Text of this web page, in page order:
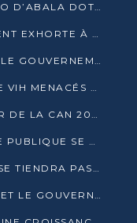
LE LYCÉE DENIS SASSOU N’GUESSO D’ABALA DOTÉ D’UNE SALLE MULTIMÉDIA
POINTE-NOIRE : LE GOUVERNEMENT EXHORTE À UN USAGE RESPONSABLE DU NOUVEAU MATÉRIEL MUNICIPAL
SITUATION SOCIOÉCONOMIQUE : LE GOUVERNEMENT INTERPELLÉ DEVANT LE SÉNAT
20.000 PATIENTS VIVANT AVEC LE VIH MENACÉS D’ARRÊT DE TRAITEMENT
AGL MOBILISE L’AFRIQUE AUTOUR DE LA CAN 2025
PRÉSIDENTIELLE 2026 : LA FORCE PUBLIQUE SE PRÉPARE À SÉCURISER LE SCRUTIN
LE SPECTACLE FORFAIT RIRE NE SE TIENDRA PAS LE 1ER JANVIER
SANTÉ REPRODUCTIVE : L’UNFPA ET LE GOUVERNEMENT AFFINENT LES PRIORITÉS DE 2026